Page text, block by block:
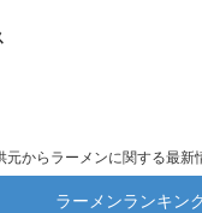
からラーメンに関する最
ラーメンランキン